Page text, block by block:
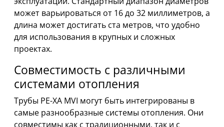
может варьироваться от 16 до 32 миллиметров, а
длина может достигать ста метров, что удобно
для использования в крупных и сложных
проектах.
Совместимость с различными
системами отопления
Трубы PE-XA MVI могут быть интегрированы в
самые разнообразные системы отопления. Они
совместимы как с традиционными, так и с